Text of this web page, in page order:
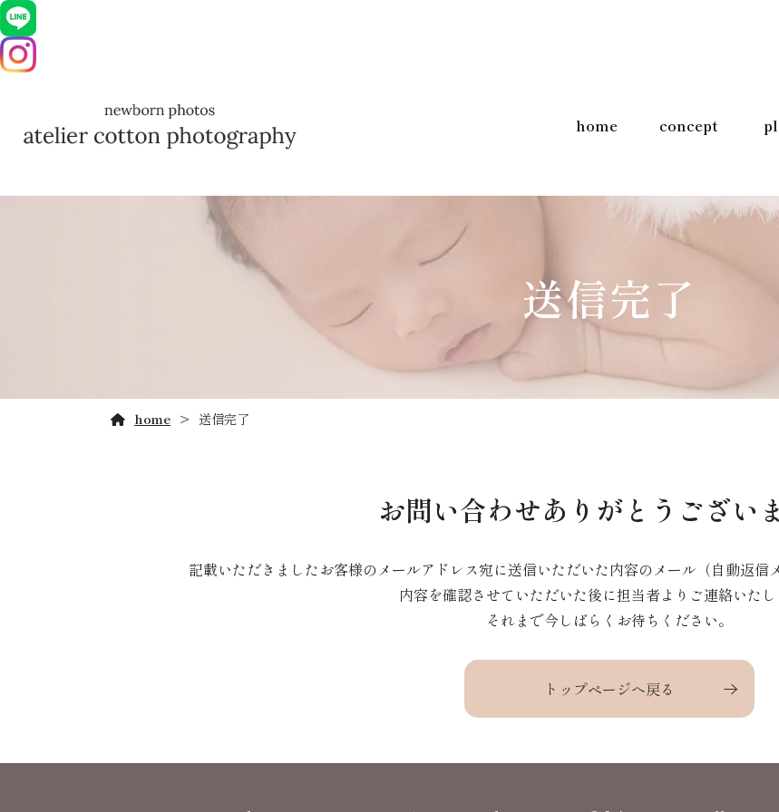
home concept
送信完了
home 送信完了
お問い合わせありがとうござい
記載いただきましたお客様のメールアドレス宛に送信いただいた内容のメール（自動返信
内容を確認させていただいた後に担当者よりご連絡いたし
それまで今しばらくお待ちください。
トップページへ戻る